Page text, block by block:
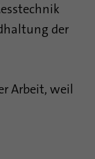
der
Arbeit, weil